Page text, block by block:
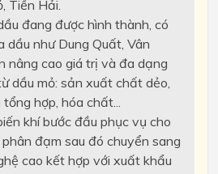
Tiền Hải.
đang được hình thành, có
dầu như Dung Quất, Vân
nâng cao giá trị và đa dạng
dầu mỏ: sản xuất chất dẻo,
hợp, hóa chất...
khí bước đầu phục vụ cho
đạm sau đó chuyển sang
cao kết hợp với xuất khẩu